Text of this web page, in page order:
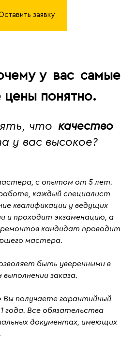
заявку
у вас самые
цены понятно.
что качество
у вас высокое?
с опытом от 5 лет.
каждый специалист
квалификации у ведущих
и проходит экзаменацию , а
ремонтов кандидат проводит
мастера.
быть уверенными в
заказа.
Вы получаете гарантийный
года. Все обязательства
документах, имеющих